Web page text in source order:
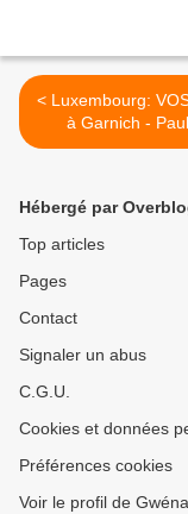
< Luxembourg: VOS gagne
à Garnich -
FERRAND
Hébergé par
Top articles
Pages
Contact
Signaler un abus
C.G.U.
Cookies et données
Préférences cookies
Voir le profil de